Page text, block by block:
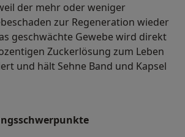
der mehr oder weniger
zur Regeneration wieder
geschwächte Gewebe wird direkt
Zuckerlösung zum Leben
und hält Sehne Band und Kapsel